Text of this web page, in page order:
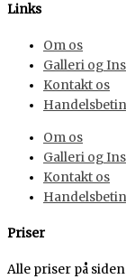
Links
Om os
Galleri og
Kontakt os
Om os
Galleri og
Kontakt os
Priser
Alle priser på